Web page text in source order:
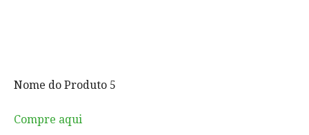
Nome do Produto 5
Compre aqui